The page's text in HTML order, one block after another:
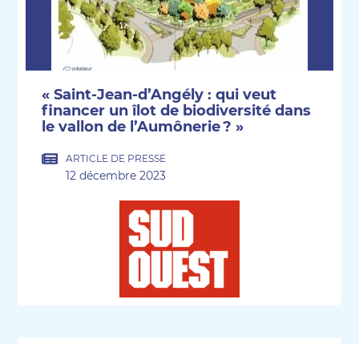
« Saint-Jean-d’Angély : qui veut
financer un îlot de biodiversité dans
le vallon de l’Aumônerie ? »
ARTICLE DE PRESSE
12 décembre 2023